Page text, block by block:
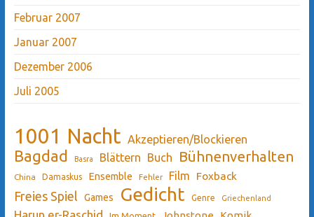
Februar 2007
Januar 2007
Dezember 2006
Juli 2005
1001 Nacht Akzeptieren/Blockieren
Bagdad Basra Blättern Buch Bühnenverhalten
China Damaskus Ensemble Fehler Film Foxback
Freies Spiel Games Gedicht Genre Griechenland
Harun er-Raschid